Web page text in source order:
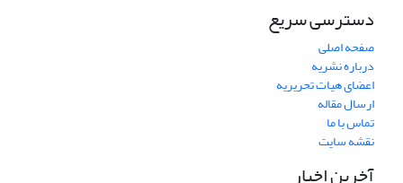
دسترسی سریع
صفحه اصلی
درباره نشریه
اعضای هیات تحریریه
ارسال مقاله
تماس با ما
نقشه سایت
آخرین اخبار